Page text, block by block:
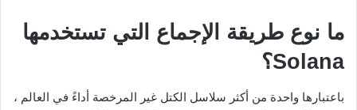
ما نوع طريقة الإجماع التي تستخدمها
Solana؟
باعتبارها واحدة من أكثر سلاسل الكتل غير المرخصة أداءً في العالم ،